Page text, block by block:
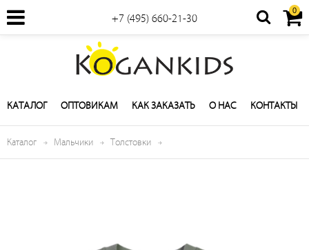
+7 (495) 660-21-30
0
КАТАЛОГ ОПТОВИКАМ КАК ЗАКАЗАТЬ О НАС КОНТАКТЫ
Каталог Мальчики Толстовки